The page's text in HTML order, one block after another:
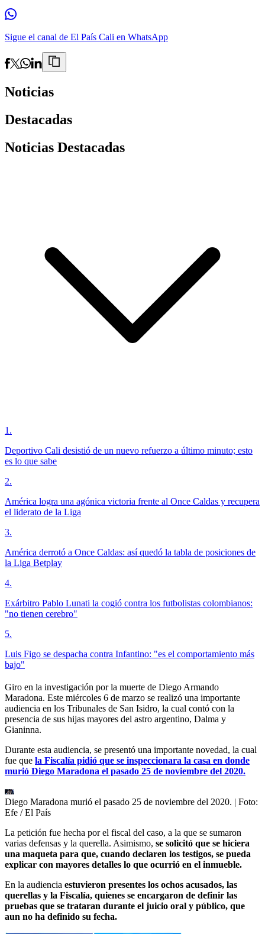
Sigue el canal de El País Cali en WhatsApp
Noticias
Destacadas
Noticias Destacadas
1 .
Deportivo Cali desistió de un nuevo refuerzo a último minuto; esto
es lo que sabe
2.
América logra una agónica victoria frente al Once Caldas y recupera
el liderato de la Liga
3.
América derrotó a Once Caldas: así quedó la tabla de posiciones de
la Liga Betplay
4.
Exárbitro Pablo Lunati la cogió contra los futbolistas colombianos:
"no tienen cerebro"
5.
Luis Figo se despacha contra Infantino: "es el comportamiento más
bajo"
Giro en la investigación por la muerte de Diego Armando
Maradona. Este miércoles 6 de marzo se realizó una importante
audiencia en los Tribunales de San Isidro, la cual contó con la
presencia de sus hijas mayores del astro argentino, Dalma y
Gianinna.
Durante esta audiencia, se presentó una importante novedad, la cual
fue que la Fiscalía pidió que se inspeccionara la casa en donde
murió Diego Maradona el pasado 25 de noviembre del 2020.
Diego Maradona murió el pasado 25 de noviembre del 2020. | Foto:
Efe / El País
La petición fue hecha por el fiscal del caso, a la que se sumaron
varias defensas y la querella. Asimismo, se solicitó que se hiciera
una maqueta para que, cuando declaren los testigos, se pueda
explicar con mayores detalles lo que ocurrió en el inmueble.
En la audiencia estuvieron presentes los ochos acusados, las
querellas y la Fiscalía, quienes se encargaron de definir las
pruebas que se trataran durante el juicio oral y público, que
aun no ha definido su fecha.